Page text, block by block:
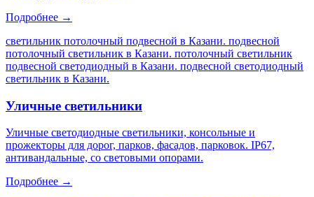
Подробнее →
светильник потолочный подвесной в Казани. подвесной
потолочный светильник в Казани. потолочный светильник
подвесной светодиодный в Казани. подвесной светодиодный
светильник в Казани.
Уличные светильники
Уличные светодиодные светильники, консольные и
прожекторы для дорог, парков, фасадов, парковок. IP67,
антивандальные, со световыми опорами.
Подробнее →